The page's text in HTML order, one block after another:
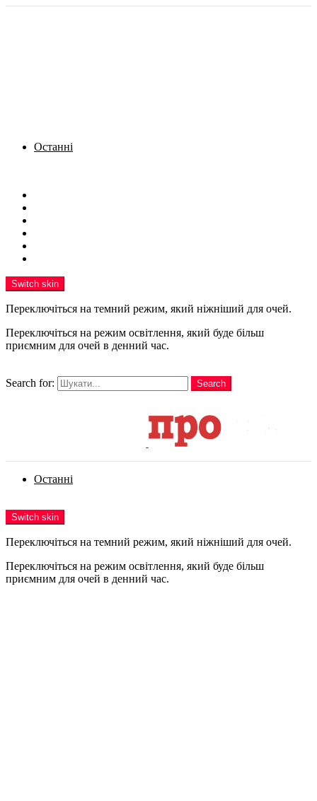
Останні
Switch skin
Переключіться на темний режим, який ніжніший для очей.
Переключіться на режим освітлення, який буде більш
приємним для очей в денний час.
Search for:
Search
Останні
Switch skin
Переключіться на темний режим, який ніжніший для очей.
Переключіться на режим освітлення, який буде більш
приємним для очей в денний час.